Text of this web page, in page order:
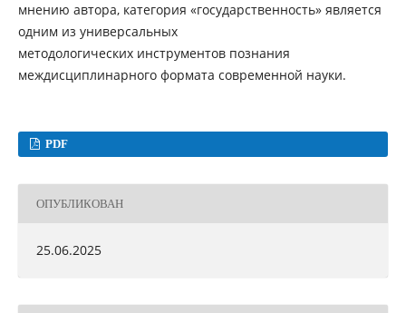
мнению автора, категория «государственность» является
одним из универсальных
методологических инструментов познания
междисциплинарного формата современной науки.
PDF
ОПУБЛИКОВАН
25.06.2025